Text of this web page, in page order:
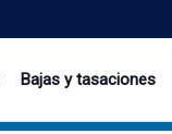
Bajas y tasaciones